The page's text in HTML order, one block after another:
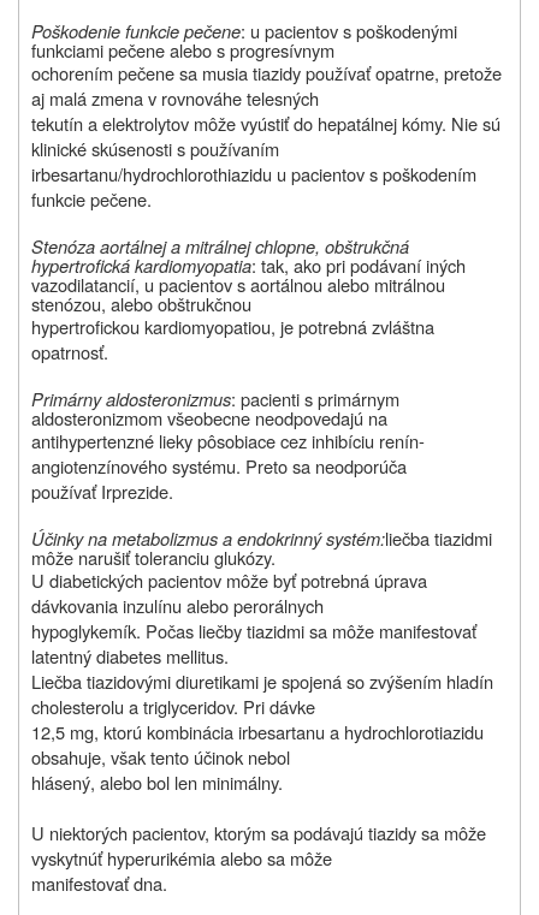
Poškodenie funkcie pečene: u pacientov s poškodenými
funkciami pečene alebo s progresívnym
ochorením pečene sa musia tiazidy používať opatrne, pretože
aj malá zmena v rovnováhe telesných
tekutín a elektrolytov môže vyústiť do hepatálnej kómy. Nie sú
klinické skúsenosti s používaním
irbesartanu/hydrochlorothiazidu u pacientov s poškodením
funkcie pečene.
Stenóza aortálnej a mitrálnej chlopne, obštrukčná
hypertrofická kardiomyopatia: tak, ako pri podávaní iných
vazodilatancií, u pacientov s aortálnou alebo mitrálnou
stenózou, alebo obštrukčnou
hypertrofickou kardiomyopatiou, je potrebná zvláštna
opatrnosť.
Primárny aldosteronizmus: pacienti s primárnym
aldosteronizmom všeobecne neodpovedajú na
antihypertenzné lieky pôsobiace cez inhibíciu renín-
angiotenzínového systému. Preto sa neodporúča
používať Irprezide.
Účinky na metabolizmus a endokrinný systém:liečba tiazidmi
môže narušiť toleranciu glukózy.
U diabetických pacientov môže byť potrebná úprava
dávkovania inzulínu alebo perorálnych
hypoglykemík. Počas liečby tiazidmi sa môže manifestovať
latentný diabetes mellitus.
Liečba tiazidovými diuretikami je spojená so zvýšením hladín
cholesterolu a triglyceridov. Pri dávke
12,5 mg, ktorú kombinácia irbesartanu a hydrochlorotiazidu
obsahuje, však tento účinok nebol
hlásený, alebo bol len minimálny.
U niektorých pacientov, ktorým sa podávajú tiazidy sa môže
vyskytnúť hyperurikémia alebo sa môže
manifestovať dna.